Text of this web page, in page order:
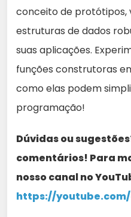
conceito de protótipos,
estruturas de dados
suas aplicações.
funções construtoras
como elas podem
programação!
Dúvidas ou
comentários! Para
nosso canal no
https://